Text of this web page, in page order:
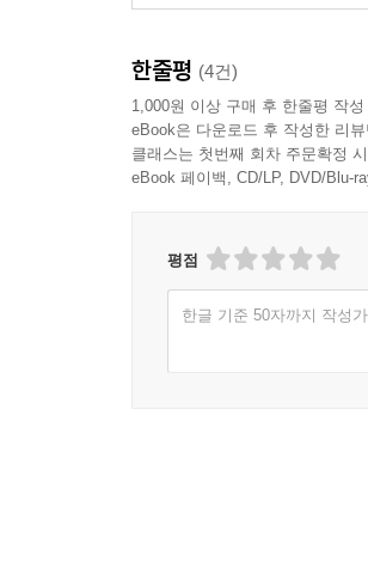
한줄평 (4건)
1,000원 이상 구매 후 한줄평 작성
eBook은 다운로드 후 작성한 리
클래스는 첫번째 회차 주문확정
eBook 페이백, CD/LP, DVD/Blu-
평점
한글 기준 50자까지 작성